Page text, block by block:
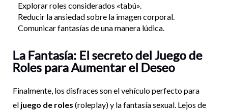
Explorar roles considerados «tabú».
Reducir la ansiedad sobre la imagen corporal.
Comunicar fantasías de una manera lúdica.
La Fantasía: El secreto del Juego de
Roles para Aumentar el Deseo
Finalmente, los disfraces son el vehículo perfecto para
el juego de roles (roleplay) y la fantasía sexual. Lejos de